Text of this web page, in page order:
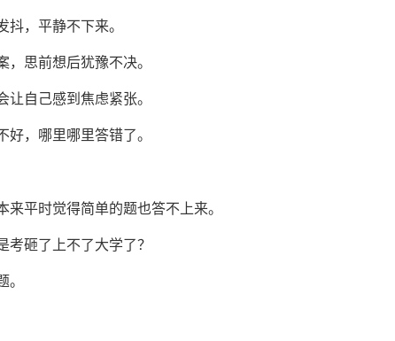
，平静不下来。
思前想后犹豫不决。
自己感到焦虑紧张。
，哪里哪里答错了。
平时觉得简单的题也答不上来。
砸了上不了大学了？